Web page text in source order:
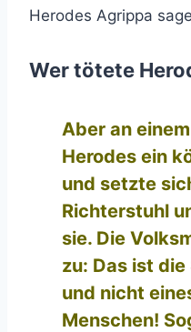
Herodes Agrippa
Wer tötete
Aber an
Herodes ein
und setzte
Richterstuhl
sie. Die
zu: Das ist
und nicht
Menschen!